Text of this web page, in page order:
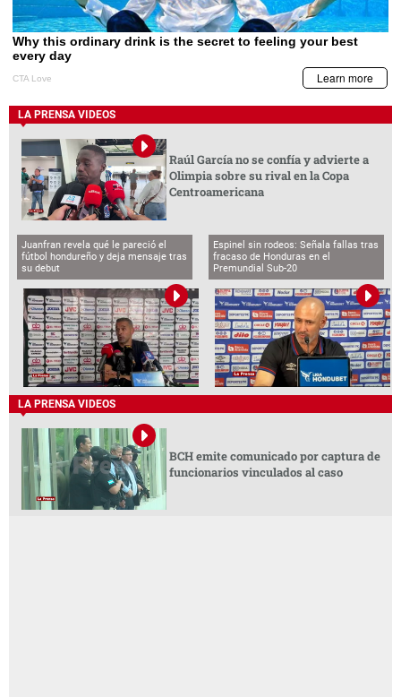
LA PRENSA VIDEOS
Raúl García no se confía y advierte a
Olimpia sobre su rival en la Copa
Centroamericana
Juanfran revela qué le pareció el
fútbol hondureño y deja mensaje tras
su debut
Espinel sin rodeos: Señala fallas tras
fracaso de Honduras en el
Premundial Sub-20
LA PRENSA VIDEOS
BCH emite comunicado por captura de
funcionarios vinculados al caso